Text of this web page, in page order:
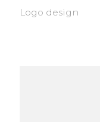
Logo design